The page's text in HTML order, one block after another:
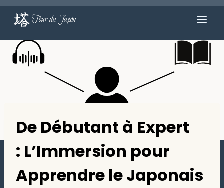
Aller
Tour du Japon
De Débutant à Expert
: L’Immersion pour
Apprendre le Japonais